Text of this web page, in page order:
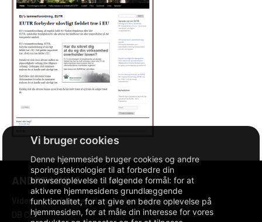
Denne hjemmeside bruger cookies og andre
sporingsteknologier til at forbedre din
browseroplevelse til følgende formål:for at
aktivere hjemmesidens grundlæggende
funktionalitet,for at give en bedre oplevelse på
hjemmesiden,for at måle din interesse for vores
ANDRE LINKS
Videncenter for energibesparelser i bygninger
DB CLP